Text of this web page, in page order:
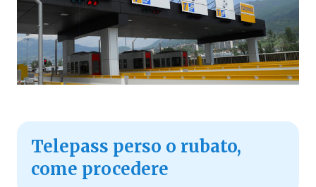
Telepass perso o rubato,
come procedere